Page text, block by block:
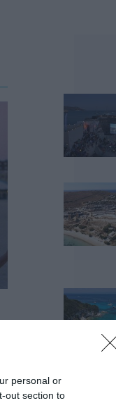
personal or
out section to